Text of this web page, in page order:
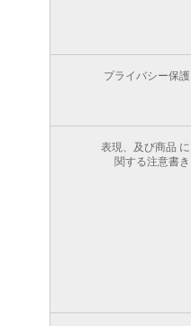
プライバシー保護
表現、及び商品 に
関する注意書き